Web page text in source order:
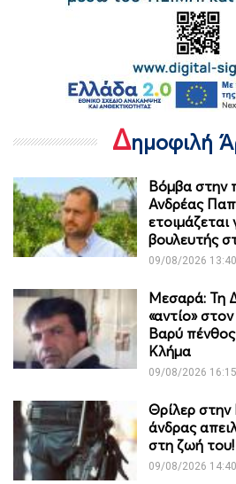
Δημοφιλή
Βόμβα στην
Ανδρέας
βουλευτής
09/08/2026 13:40
Μεσαρά: Τη
«αντίο»
Βαρύ
Κλήμα
09/08/2026 16:15
Θρίλερ
άνδρας
στη ζωή του!
09/08/2026 14:40